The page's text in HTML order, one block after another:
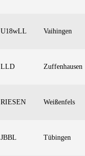
U18wLL Vaihingen
LLD Zuffenhausen
RIESEN Weißenfels
JBBL Tübingen